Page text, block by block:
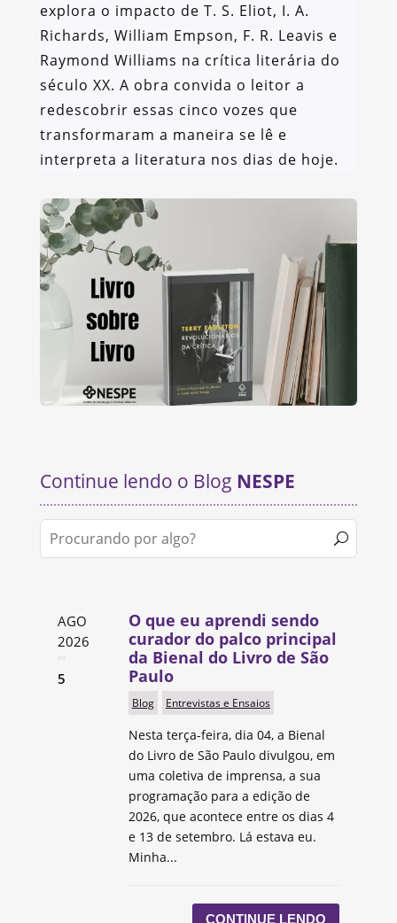
explora o impacto de T. S. Eliot, I. A.
Richards, William Empson, F. R. Leavis e
Raymond Williams na crítica literária do
século XX. A obra convida o leitor a
redescobrir essas cinco vozes que
transformaram a maneira se lê e
interpreta a literatura nos dias de hoje.
Continue lendo o Blog NESPE
AGO
2026
5
O que eu aprendi sendo
curador do palco principal
da Bienal do Livro de São
Paulo
Blog Entrevistas e Ensaios
Nesta terça-feira, dia 04, a Bienal
do Livro de São Paulo divulgou, em
uma coletiva de imprensa, a sua
programação para a edição de
2026, que acontece entre os dias 4
e 13 de setembro. Lá estava eu.
Minha...
CONTINUE LENDO